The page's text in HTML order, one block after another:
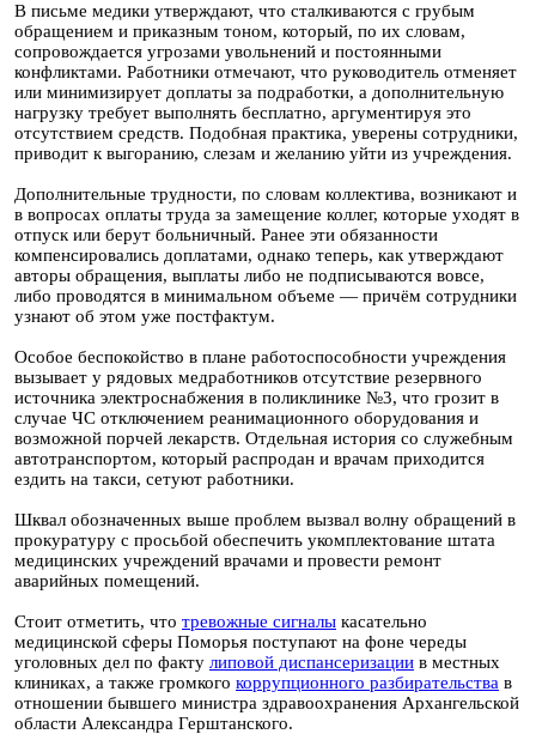
В письме медики утверждают, что сталкиваются с грубым
обращением и приказным тоном, который, по их словам,
сопровождается угрозами увольнений и постоянными
конфликтами. Работники отмечают, что руководитель отменяет
или минимизирует доплаты за подработки, а дополнительную
нагрузку требует выполнять бесплатно, аргументируя это
отсутствием средств. Подобная практика, уверены сотрудники,
приводит к выгоранию, слезам и желанию уйти из учреждения.
Дополнительные трудности, по словам коллектива, возникают и
в вопросах оплаты труда за замещение коллег, которые уходят в
отпуск или берут больничный. Ранее эти обязанности
компенсировались доплатами, однако теперь, как утверждают
авторы обращения, выплаты либо не подписываются вовсе,
либо проводятся в минимальном объеме — причём сотрудники
узнают об этом уже постфактум.
Особое беспокойство в плане работоспособности учреждения
вызывает у рядовых медработников отсутствие резервного
источника электроснабжения в поликлинике №3, что грозит в
случае ЧС отключением реанимационного оборудования и
возможной порчей лекарств. Отдельная история со служебным
автотранспортом, который распродан и врачам приходится
ездить на такси, сетуют работники.
Шквал обозначенных выше проблем вызвал волну обращений в
прокуратуру с просьбой обеспечить укомплектование штата
медицинских учреждений врачами и провести ремонт
аварийных помещений.
Стоит отметить, что тревожные сигналы касательно
медицинской сферы Поморья поступают на фоне череды
уголовных дел по факту липовой диспансеризации в местных
клиниках, а также громкого коррупционного разбирательства в
отношении бывшего министра здравоохранения Архангельской
области Александра Герштанского.